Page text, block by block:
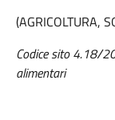
(AGRICOLTURA,
Codice sito 4.18/
alimentari